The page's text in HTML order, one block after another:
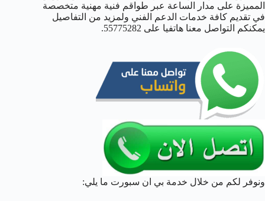
المميزة على مدار الساعة عبر طواقم فنية مهنية متخصصة
في تقديم كافة خدمات الدعم الفني ولمزيد من التفاصيل
يمكنكم التواصل معنا هاتفيا على 55775282.
ونوفر لكم من خلال خدمة بي ان سبورت ما يلي: